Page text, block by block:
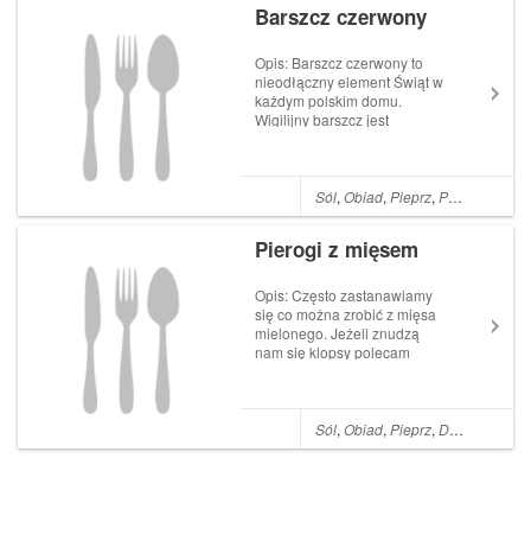
Barszcz czerwony
Opis: Barszcz czerwony to
nieodłączny element Świąt w
każdym polskim domu.
Wigilijny barszcz jest
komponuje się z dodatkiem
uszek, pasztecików z farszem
Sól,Obiad,Pieprz,Polska
Pierogi z mięsem
Opis: Często zastanawiamy
się co można zrobić z mięsa
mielonego. Jeżeli znudzą
nam się klopsy polecam
najlepsze są ugotowane i
następnie przysmażone na
Sól,Obiad,Pieprz,Dania główne